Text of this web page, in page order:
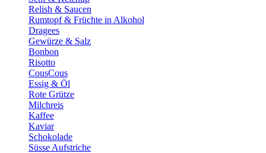
Relish & Saucen
Rumtopf & Früchte in Alkohol
Dragees
Gewürze & Salz
Bonbon
Risotto
CousCous
Essig & Öl
Rote Grütze
Milchreis
Kaffee
Kaviar
Schokolade
Süsse Aufstriche